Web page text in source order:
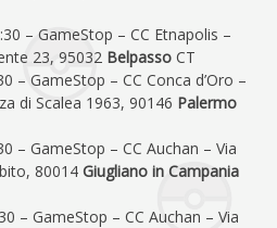
– GameStop – CC Etnapolis –
23, 95032 Belpasso CT
– GameStop – CC Conca d’Oro –
di Scalea 1963, 90146 Palermo
– GameStop – CC Auchan – Via
80014 Giugliano in Campania
– GameStop – CC Auchan – Via